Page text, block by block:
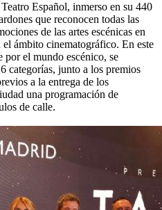
Español, inmerso en su 440
que reconocen todas las
de las artes escénicas en
ámbito cinematográfico. En este
por el mundo escénico, se
categorías, junto a los premios
a la entrega de los
una programación de
de calle.